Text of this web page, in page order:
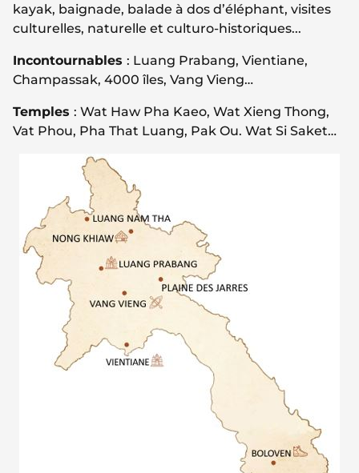
kayak, baignade, balade à dos d’éléphant, visites
culturelles, naturelle et culturo-historiques...
Incontournables : Luang Prabang, Vientiane,
Champassak, 4000 îles, Vang Vieng…
Temples : Wat Haw Pha Kaeo, Wat Xieng Thong,
Vat Phou, Pha That Luang, Pak Ou. Wat Si Saket…